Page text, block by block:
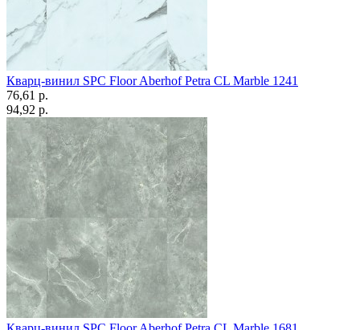
Кварц-винил SPC Floor Aberhof Petra CL Marble 1241
76,61 p.
94,92 p.